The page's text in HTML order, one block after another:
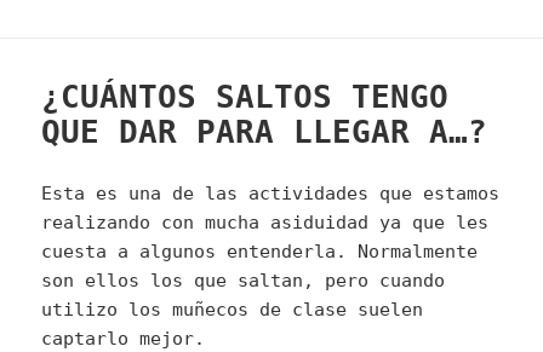
¿CUÁNTOS SALTOS TENGO
QUE DAR PARA LLEGAR A…?
Esta es una de las actividades que estamos
realizando con mucha asiduidad ya que les
cuesta a algunos entenderla. Normalmente
son ellos los que saltan, pero cuando
utilizo los muñecos de clase suelen
captarlo mejor.